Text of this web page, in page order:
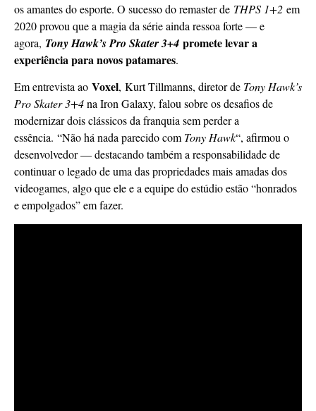
os amantes do esporte. O sucesso do remaster de THPS 1+2 em
2020 provou que a magia da série ainda ressoa forte — e
agora, Tony Hawk’s Pro Skater 3+4 promete levar a
experiência para novos patamares.
Em entrevista ao Voxel, Kurt Tillmanns, diretor de Tony Hawk’s
Pro Skater 3+4na Iron Galaxy, falou sobre os desafios de
modernizar dois clássicos da franquia sem perder a
essência. “Não há nada parecido comTony Hawk“, afirmou o
desenvolvedor — destacando também a responsabilidade de
continuar o legado de uma das propriedades mais amadas dos
videogames, algo que ele e a equipe do estúdio estão “honrados
e empolgados” em fazer.